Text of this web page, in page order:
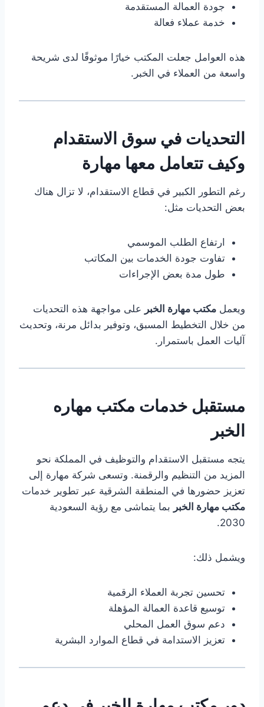
جودة العمالة المستقدمة
خدمة عملاء فعالة
هذه العوامل جعلت المكتب خيارًا موثوقًا لدى شريحة
واسعة من العملاء في الخبر.
التحديات في سوق الاستقدام
وكيف تتعامل معها مهارة
رغم التطور الكبير في قطاع الاستقدام، لا تزال هناك
بعض التحديات مثل:
ارتفاع الطلب الموسمي
تفاوت جودة الخدمات بين المكاتب
طول مدة بعض الإجراءات
ويعمل مكتب مهارة الخبر على مواجهة هذه التحديات
من خلال التخطيط المسبق، وتوفير بدائل مرنة، وتحديث
آليات العمل باستمرار.
مستقبل خدمات مكتب مهاره
الخبر
يتجه مستقبل الاستقدام والتوظيف في المملكة نحو
المزيد من التنظيم والرقمنة. وتسعى شركة مهارة إلى
تعزيز حضورها في المنطقة الشرقية عبر تطوير خدمات
مكتب مهارة الخبر بما يتماشى مع رؤية السعودية
2030.
ويشمل ذلك:
تحسين تجربة العملاء الرقمية
توسيع قاعدة العمالة المؤهلة
دعم سوق العمل المحلي
تعزيز الاستدامة في قطاع الموارد البشرية